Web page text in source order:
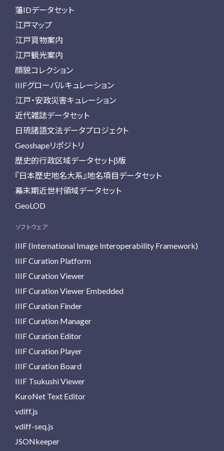
藩IDデータセット
江戸マップ
江戸買物案内
江戸観光案内
顔貌コレクション
IIIFグローバルキュレーション
江戸・安政災害キュレーション
近代雑誌データセット
日琉諸語文法データプロジェクト
Geoshapeリポジトリ
歴史的行政区域データセットβ版
『日本歴史地名大系』地名項目データセット
幕末期近世村領域データセット
GeoLOD
ソフトウェア
IIIF (International Image Interoperability Framework)
IIIF Curation Platform
IIIF Curation Viewer
IIIF Curation Viewer Embedded
IIIF Curation Finder
IIIF Curation Manager
IIIF Curation Editor
IIIF Curation Player
IIIF Curation Board
IIIF Tsukushi Viewer
KuroNet Text Editor
vdiff.js
vdiff-seq.js
JSONkeeper